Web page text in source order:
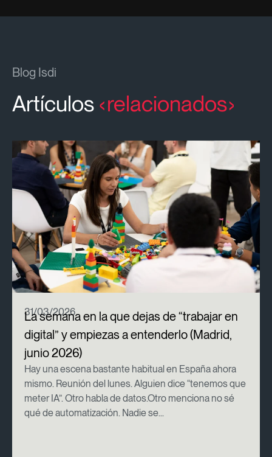
Blog Isdi
Artículos relacionados
31/03/2026
La semana en la que dejas de “trabajar en
digital” y empiezas a entenderlo (Madrid,
junio 2026)
Hay una escena bastante habitual en España ahora
mismo. Reunión del lunes. Alguien dice “tenemos que
meter IA”. Otro habla de datos.Otro menciona no sé
qué de automatización. Nadie se...